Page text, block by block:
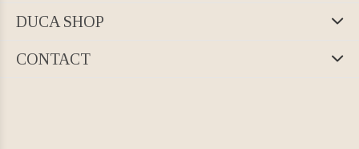
DUCA SHOP
CONTACT